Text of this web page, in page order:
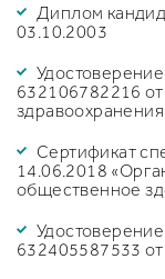
Диплом
03.10.2003
632106782216
Сертификат
14.06.2018
общественное
632405587533 от